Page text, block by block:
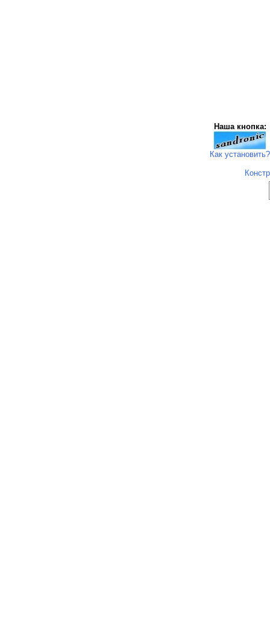
Наша кнопка:
Как установить?